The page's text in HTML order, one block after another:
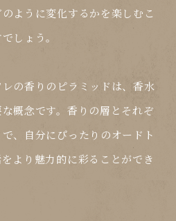
ように変化するかを楽しむこ
しょう。
の香りのピラミッドは、香水
概念です。香りの層とそれぞ
、自分にぴったりのオードト
より魅力的に彩ることができ